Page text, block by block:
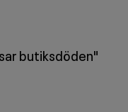
butiksdöden"